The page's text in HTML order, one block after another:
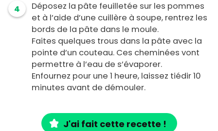
4
Déposez la pâte feuilletée sur les pommes
et à l’aide d’une cuillère à soupe, rentrez les
bords de la pâte dans le moule.
Faites quelques trous dans la pâte avec la
pointe d’un couteau. Ces cheminées vont
permettre à l’eau de s’évaporer.
Enfournez pour une 1 heure, laissez tiédir 10
minutes avant de démouler.
J'ai fait cette recette !